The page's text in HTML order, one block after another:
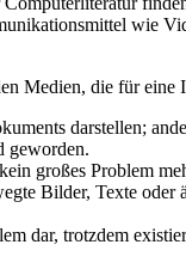
wie
Medien, die für
darstellen;
geworden.
großes Problem
Bilder, Texte
dar, trotzdem